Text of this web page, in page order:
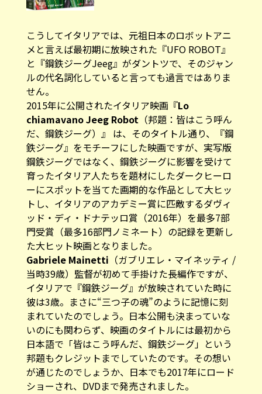
こうしてイタリアでは、元祖日本のロボットアニ
メと言えば最初期に放映された『UFO ROBOT』
と『鋼鉄ジーグJeeg』がダントツで、そのジャン
ルの代名詞化していると言っても過言ではありま
せん。
2015年に公開されたイタリア映画『Lo
chiamavano Jeeg Robot（邦題：皆はこう呼ん
だ、鋼鉄ジーグ）』 は、そのタイトル通り、『鋼
鉄ジーグ』をモチーフにした映画ですが、実写版
鋼鉄ジーグではなく、鋼鉄ジーグに影響を受けて
育ったイタリア人たちを題材にしたダークヒーロ
ーにスポットを当てた画期的な作品として大ヒッ
トし、イタリアのアカデミー賞に匹敵するダヴィ
ッド・ディ・ドナテッロ賞（2016年）を最多7部
門受賞（最多16部門ノミネート）の記録を更新し
た大ヒット映画となりました。
Gabriele Mainetti （ガブリエレ・マイネッティ /
当時39歳）監督が初めて手掛けた長編作ですが、
イタリアで『鋼鉄ジーグ』が放映されていた時に
彼は3歳。まさに“三つ子の魂”のように記憶に刻
まれていたのでしょう。日本公開も決まっていな
いのにも関わらず、映画のタイトルには最初から
日本語で「皆はこう呼んだ、鋼鉄ジーグ」という
邦題もクレジットまでしていたのです。その想い
が通じたのでしょうか、日本でも2017年にロード
ショーされ、DVDまで発売されました。